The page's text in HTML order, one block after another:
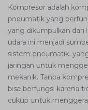
Kompresor adalah
pneumatik yang
yang dikumpulkan dari
udara ini menjadi
sistem pneumatik,
jaringan untuk
mekanik. Tanpa
bisa berfungsi karena
cukup untuk